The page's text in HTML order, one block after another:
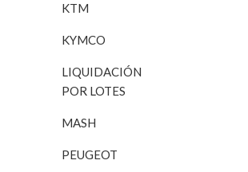
KTM
KYMCO
LIQUIDACIÓN
POR LOTES
MASH
PEUGEOT